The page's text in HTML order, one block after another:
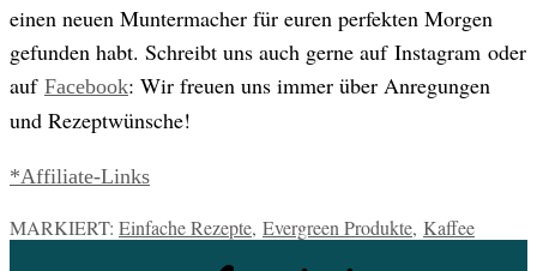
einen neuen Muntermacher für euren perfekten Morgen
gefunden habt. Schreibt uns auch gerne auf Instagram oder
auf Facebook: Wir freuen uns immer über Anregungen
und Rezeptwünsche!
*Affiliate-Links
MARKIERT: Einfache Rezepte, Evergreen Produkte, Kaffee